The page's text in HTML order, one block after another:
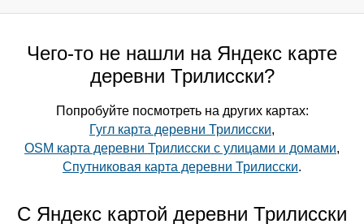
Чего-то не нашли на Яндекс карте
деревни Трилисски?
Попробуйте посмотреть на других картах:
Гугл карта деревни Трилисски,
OSM карта деревни Трилисски с улицами и домами,
Спутниковая карта деревни Трилисски.
С Яндекс картой деревни Трилисски